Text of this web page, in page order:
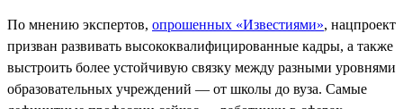
По мнению экспертов, опрошенных «Известиями», нацпроект
призван развивать высококвалифицированные кадры, а также
выстроить более устойчивую связку между разными уровнями
образовательных учреждений — от школы до вуза. Самые